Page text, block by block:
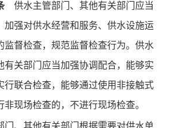
供水主管部门、其他有关部门应当
加强对供水经营和服务、供水设施运
监督检查，规范监督检查行为。供水
有关部门应当加强协调配合，能够实
行联合检查，能够通过使用非接触式
非现场检查的，不进行现场检查。
门、其他有关部门根据需要对供水单